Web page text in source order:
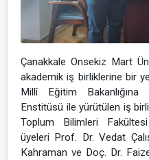
Çanakkale Onsekiz Mart
akademik iş birliklerine bir
Millî Eğitim
Enstitüsü ile yürütülen iş
Toplum Bilimleri
üyeleri Prof. Dr. Vedat
Kahraman ve Doç. Dr.